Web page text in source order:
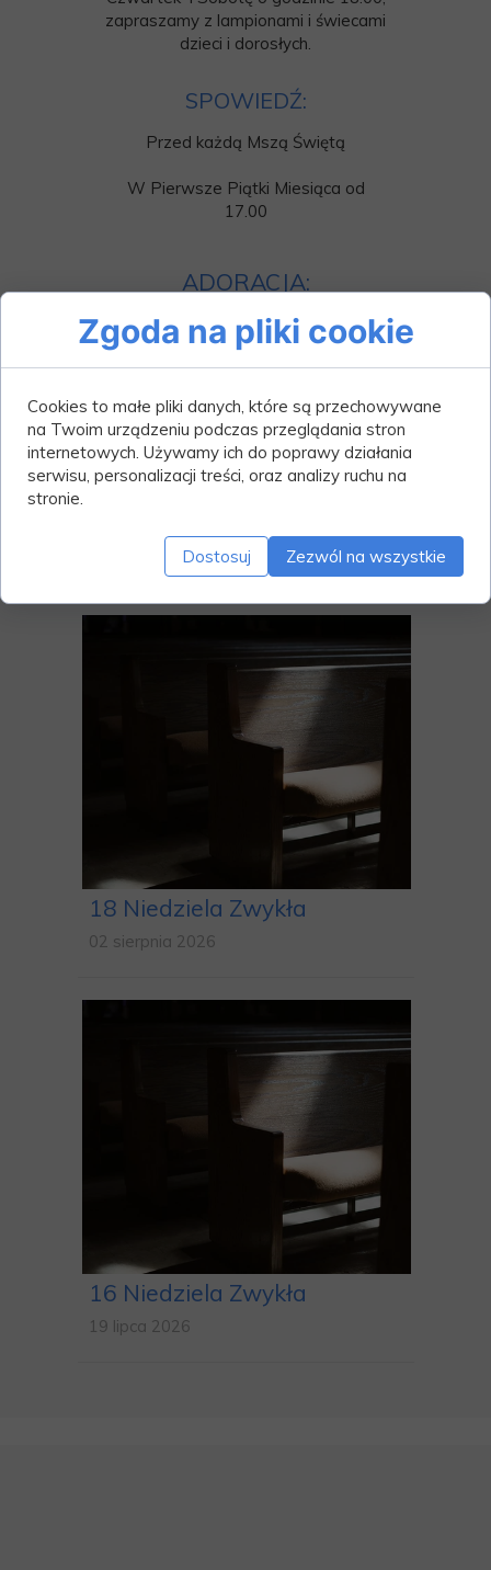
zapraszamy z lampionami i świecami
dzieci i dorosłych.
SPOWIEDŹ:
Przed każdą Mszą Świętą
W Pierwsze Piątki Miesiąca od
17.00
ADORACJA:
W każdy piątek wystawienie
Najświętszego Sakramentu od
godziny 17:00 do Mszy Świętej.
sakramentu spowiedzi.
Ogłoszenia
parafialne
18 Niedziela Zwykła
02 sierpnia 2026
16 Niedziela Zwykła
19 lipca 2026
Zgoda na pliki cookie
Cookies to małe pliki danych, które są przechowywane
na Twoim urządzeniu podczas przeglądania stron
internetowych. Używamy ich do poprawy działania
serwisu, personalizacji treści, oraz analizy ruchu na
stronie.
Dostosuj Zezwól na wszystkie